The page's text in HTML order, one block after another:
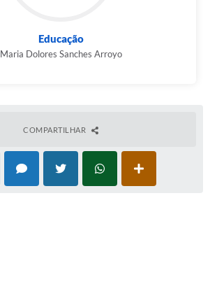
Educação
Maria Dolores Sanches Arroyo
COMPARTILHAR